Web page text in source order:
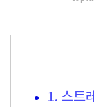
1. 스트